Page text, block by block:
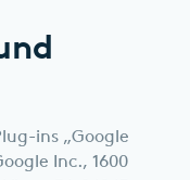
ins „Google
Inc., 1600